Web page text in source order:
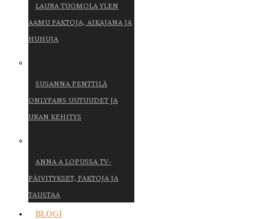
LAURA TUOMOLA YLEN
AAMU FAKTOJA, AIKAJANA JA
HUHUJA
SUSANNA PENTTILÄ
ONLYFANS UUTUUDET JA
URAN KEHITYS
ANNA A LOPUSSA TV-
PÄIVITYKSET, FAKTOJA JA
TAUSTAA
BLOGI